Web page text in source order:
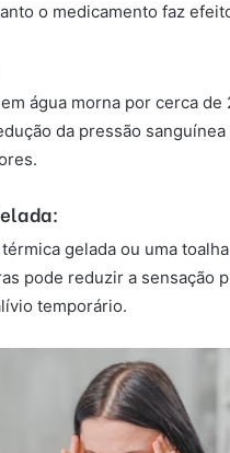
o medicamento faz
água morna por cerca de
da pressão sanguínea
gelada ou uma
pode reduzir a sensação
temporário.